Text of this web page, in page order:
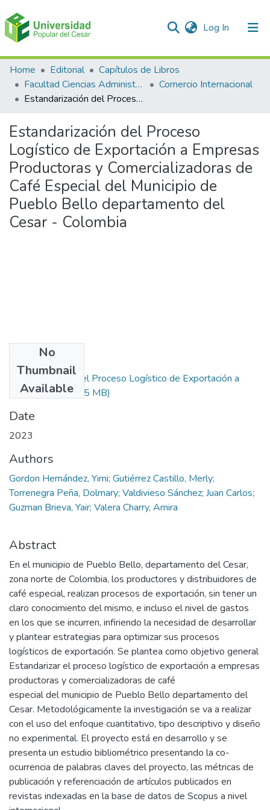
Log In (current)
Communities & Collections
All of DSpace
Home Editorial
Capítulos de Libros
Facultad Ciencias Administrativas Contables y Económicas – Face
Comercio Internacional
Estandarización del Proceso Logístico de Exportación a Empresas Productoras y Comercializadoras de Café Especial del Municipio de Pueblo Bello departamento del Cesar - Colombia
Estandarización del Proceso
Logístico de Exportación a Empresas
Productoras y Comercializadoras de
Café Especial del Municipio de
Pueblo Bello departamento del
Cesar - Colombia
No
Thumbnail
Available
Estandarización del Proceso Logístico de Exportación a
Empresas.pdf(2.35 MB)
Date
2023
Authors
Gordon Hernández, Yimi; Gutiérrez Castillo, Merly;
Torrenegra Peña, Dolmary; Valdivieso Sánchez; Juan Carlos;
Guzman Brieva, Yair; Valera Charry, Amira
Abstract
En el municipio de Pueblo Bello, departamento del Cesar,
zona norte de Colombia, los productores y distribuidores de
café especial, realizan procesos de exportación, sin tener un
claro conocimiento del mismo, e incluso el nivel de gastos
en los que se incurren, infiriendo la necesidad de desarrollar
y plantear estrategias para optimizar sus procesos
logísticos de exportación. Se plantea como objetivo general
Estandarizar el proceso logístico de exportación a empresas
productoras y comercializadoras de café
especial del municipio de Pueblo Bello departamento del
Cesar. Metodológicamente la investigación se va a realizar
con el uso del enfoque cuantitativo, tipo descriptivo y diseño
no experimental. El proyecto está en desarrollo y se
presenta un estudio bibliométrico presentando la co-
ocurrencia de palabras claves del proyecto, las métricas de
publicación y referenciación de artículos publicados en
revistas indexadas en la base de datos de Scopus a nivel